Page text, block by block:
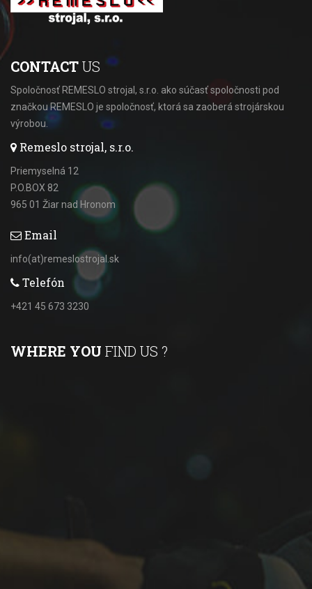
CONTACTUS
Spoločnosť REMESLO strojal, s.r.o. ako súčasť spoločnosti pod
značkou REMESLO je spoločnosť, ktorá sa zaoberá strojárskou
výrobou.
Remeslo strojal, s.r.o.
Priemyselná 12
P.O.BOX 82
965 01 Žiar nad Hronom
Email
info(at)remeslostrojal.sk
Telefón
+421 45 673 3230
WHERE YOU FIND US ?